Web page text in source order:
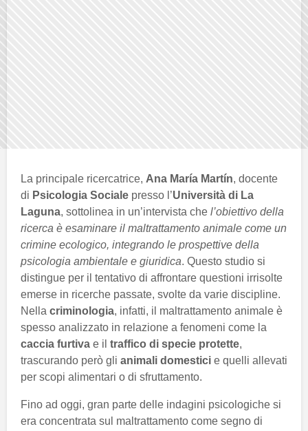
La principale ricercatrice, Ana María Martín, docente
di Psicologia Sociale presso l’Università di La
Laguna, sottolinea in un’intervista che l’obiettivo della
ricerca è esaminare il maltrattamento animale come un
crimine ecologico, integrando le prospettive della
psicologia ambientale e giuridica. Questo studio si
distingue per il tentativo di affrontare questioni irrisolte
emerse in ricerche passate, svolte da varie discipline.
Nella criminologia, infatti, il maltrattamento animale è
spesso analizzato in relazione a fenomeni come la
caccia furtiva e il traffico di specie protette,
trascurando però gli animali domestici e quelli allevati
per scopi alimentari o di sfruttamento.
Fino ad oggi, gran parte delle indagini psicologiche si
era concentrata sul maltrattamento come segno di